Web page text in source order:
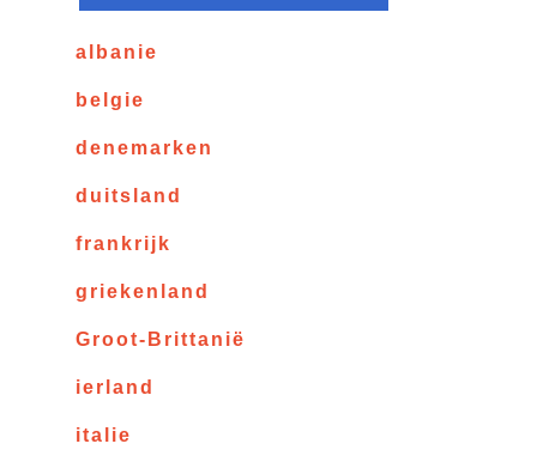
albanie
belgie
denemarken
duitsland
frankrijk
griekenland
Groot-Brittanië
ierland
italie